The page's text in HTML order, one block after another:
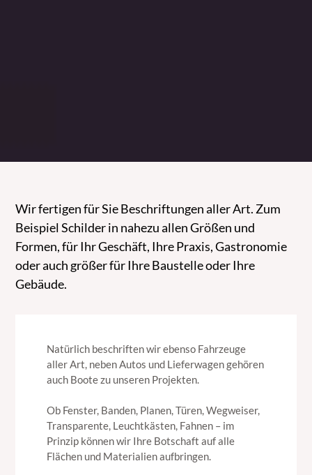
Wir fertigen für Sie Beschriftungen aller Art. Zum
Beispiel Schilder in nahezu allen Größen und
Formen, für Ihr Geschäft, Ihre Praxis, Gastronomie
oder auch größer für Ihre Baustelle oder Ihre
Gebäude.
Natürlich beschriften wir ebenso Fahrzeuge
aller Art, neben Autos und Lieferwagen gehören
auch Boote zu unseren Projekten.
Ob Fenster, Banden, Planen, Türen, Wegweiser,
Transparente, Leuchtkästen, Fahnen – im
Prinzip können wir Ihre Botschaft auf alle
Flächen und Materialien aufbringen.